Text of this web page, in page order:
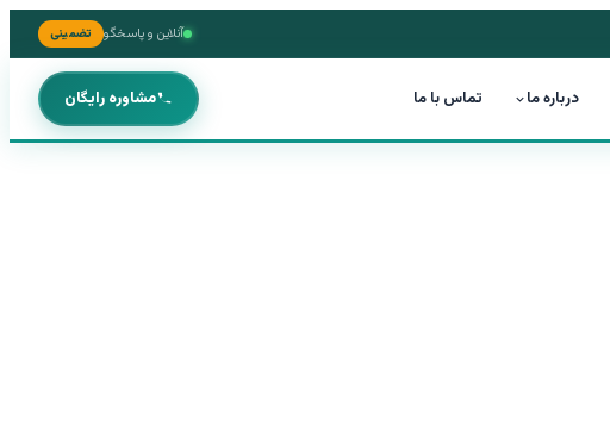
آنلاین و پاسخگو تضمینی
درباره ما تماس با ما مشاوره رایگان